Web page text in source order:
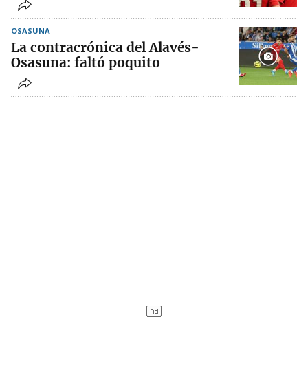
OSASUNA
La contracrónica del Alavés-
Osasuna: faltó poquito